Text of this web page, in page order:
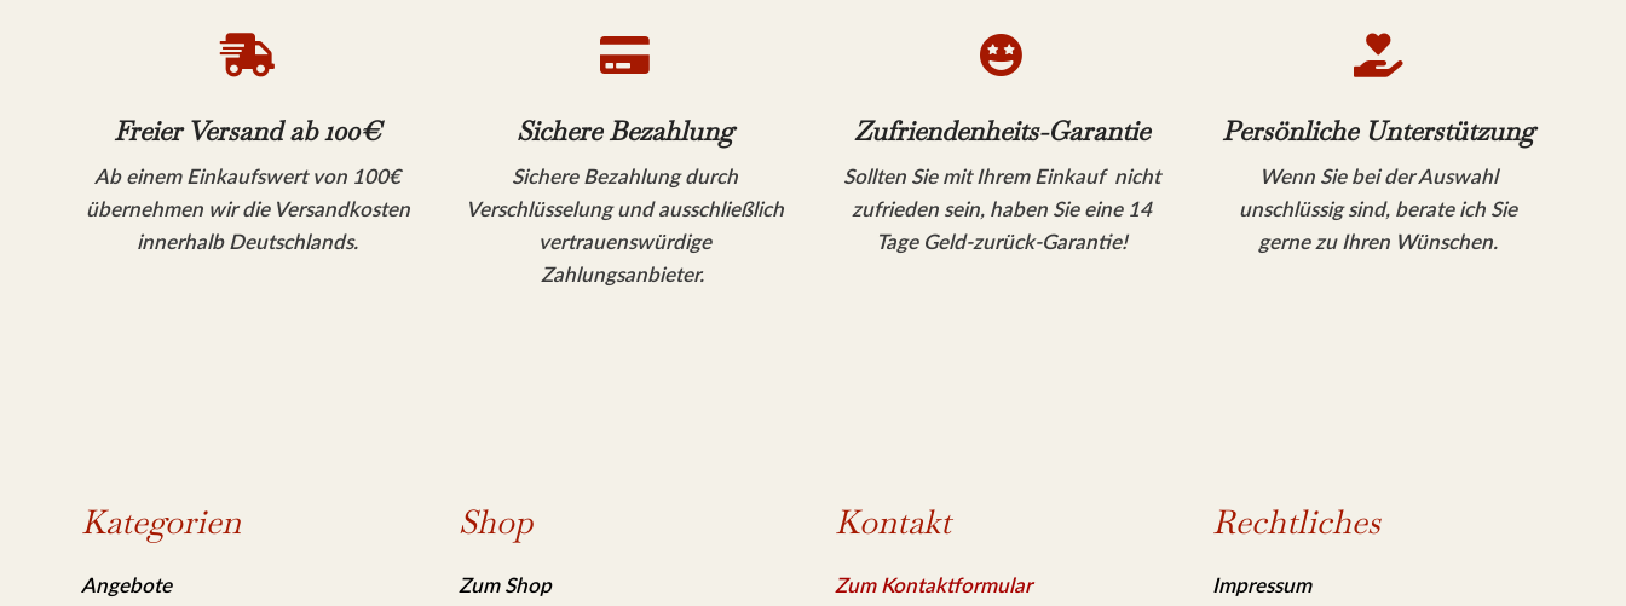

Freier Versand ab 100€
Ab einem Einkaufswert von 100€
übernehmen wir die Versandkosten
innerhalb Deutschlands.

Sichere Bezahlung
Sichere Bezahlung durch
Verschlüsselung und ausschließlich
vertrauenswürdige
Zahlungsanbieter.

Zufriendenheits-Garantie
Sollten Sie mit Ihrem Einkauf nicht
zufrieden sein, haben Sie eine 14
Tage Geld-zurück-Garantie!

Persönliche Unterstützung
Wenn Sie bei der Auswahl
unschlüssig sind, berate ich Sie
gerne zu Ihren Wünschen.
Kategorien
Angebote
Shop
Zum Shop
Kontakt
Zum Kontaktformular
Rechtliches
Impressum